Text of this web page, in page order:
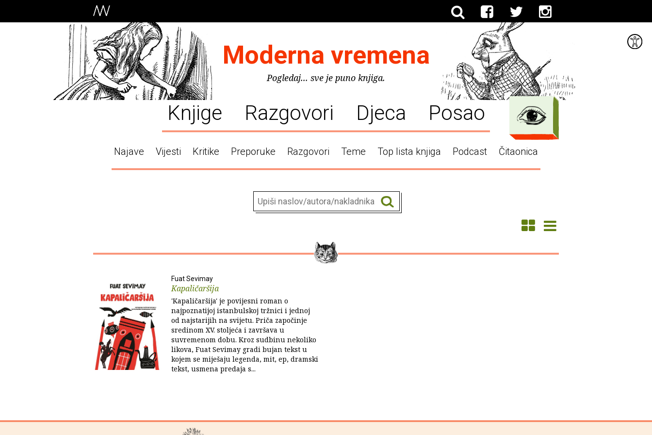
Moderna vremena
Pogledaj... sve je puno knjiga.
Knjige Razgovori Djeca Posao
Najave Vijesti Kritike Preporuke Razgovori Teme Top lista knjiga Podcast Čitaonica
Fuat Sevimay
Kapaličaršija
'Kapaličaršija' je povijesni roman o
najpoznatijoj istanbulskoj tržnici i jednoj
od najstarijih na svijetu. Priča započinje
sredinom XV. stoljeća i završava u
suvremenom dobu. Kroz sudbinu nekoliko
likova, Fuat Sevimay gradi bujan tekst u
kojem se miješaju legenda, mit, ep, dramski
tekst, usmena predaja s...